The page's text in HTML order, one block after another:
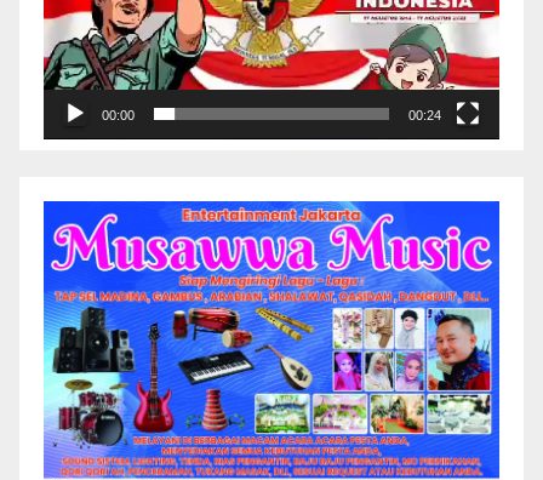
00:00 00:24